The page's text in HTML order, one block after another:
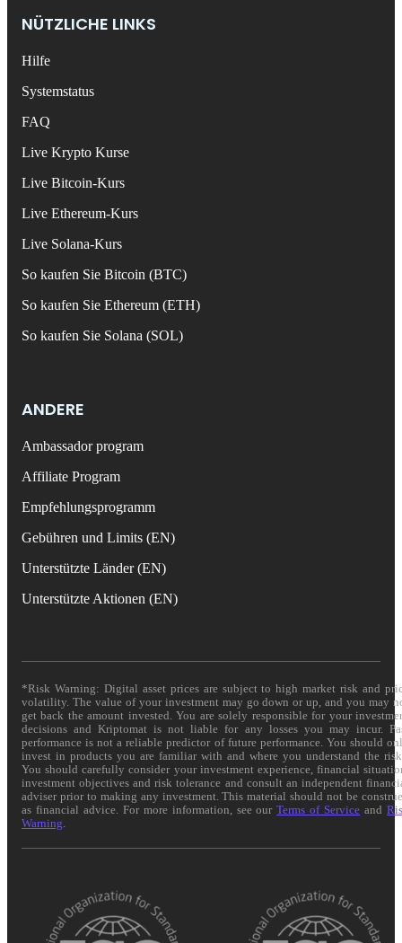
NÜTZLICHE LINKS
Hilfe
Systemstatus
FAQ
Live Krypto Kurse
Live Bitcoin-Kurs
Live Ethereum-Kurs
Live Solana-Kurs
So kaufen Sie Bitcoin (BTC)
So kaufen Sie Ethereum (ETH)
So kaufen Sie Solana (SOL)
ANDERE
Ambassador program
Affiliate Program
Empfehlungsprogramm
Gebühren und Limits (EN)
Unterstützte Länder (EN)
Unterstützte Aktionen (EN)
*Risk Warning: Digital asset prices are subject to high market risk and
volatility. The value of your investment may go down or up, and you may
get back the amount invested. You are solely responsible for your
decisions and Kriptomat is not liable for any losses you may incur.
performance is not a reliable predictor of future performance. You should
invest in products you are familiar with and where you understand the
You should carefully consider your investment experience, financial
investment objectives and risk tolerance and consult an independent
adviser prior to making any investment. This material should not be
as financial advice. For more information, see ourTerms of Service and
Warning.